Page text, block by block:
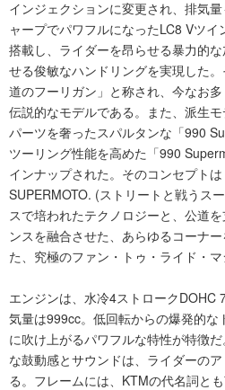
インジェクションに変更され、排気
ャープでパワフルになったLC8 Vツ
搭載し、ライダーを昂らせる暴力的
せる俊敏なハンドリングを実現した
道のフーリガン」と称され、今なお
伝説的なモデルである。また、派生
パーツを奢ったスパルタンな「990
ツーリング性能を高めた「990
インナップされた。そのコンセプト
SUPERMOTO. (ストリートと戦うス
スで培われたテクノロジーと、公道
ンスを融合させた、あらゆるコーナ
た、究極のファン・トゥ・ライド・マ
エンジンは、水冷4ストロークDOHC
気量は999cc。低回転からの爆発的な
に吹け上がるパワフルな特性が特徴
な鼓動感とサウンドは、ライダーの
る。フレームには、KTMの代名詞と